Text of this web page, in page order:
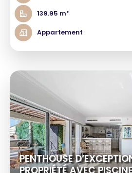
139.95 m²
Appartement
PENTHOUSE
PROPRIÉTÉ AVEC